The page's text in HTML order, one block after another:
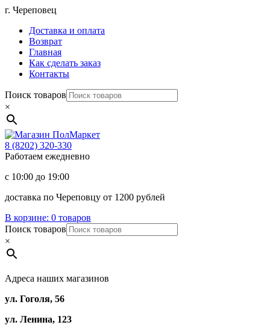
Перейти
содержимому
г. Череповец
Доставка и оплата
Возврат
Главная
Как сделать заказ
Контакты
Поиск товаров
×
Магазин
8 (8202) 320-330
Работаем ежедневно
с 10:00 до 19:00
доставка по Череповцу от 1200 рублей
В корзине: 0 товаров
Поиск товаров
×
Адреса наших магазинов
ул. Гоголя, 56
ул. Ленина, 123